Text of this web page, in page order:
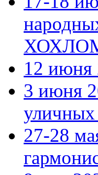
12 июня
3 июня
27-28